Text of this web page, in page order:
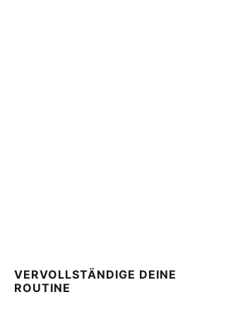
VERVOLLSTÄNDIGE DEINE
ROUTINE